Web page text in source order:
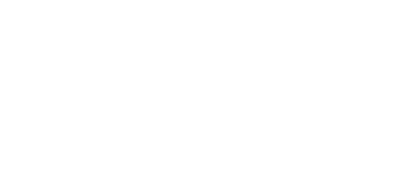
a diagonal | 3 series totales